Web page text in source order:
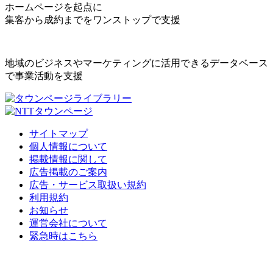
ホームページを起点に
集客から成約までをワンストップで支援
地域のビジネスやマーケティングに活用できるデータベース
で事業活動を支援
サイトマップ
個人情報について
掲載情報に関して
広告掲載のご案内
広告・サービス取扱い規約
利用規約
お知らせ
運営会社について
緊急時はこちら